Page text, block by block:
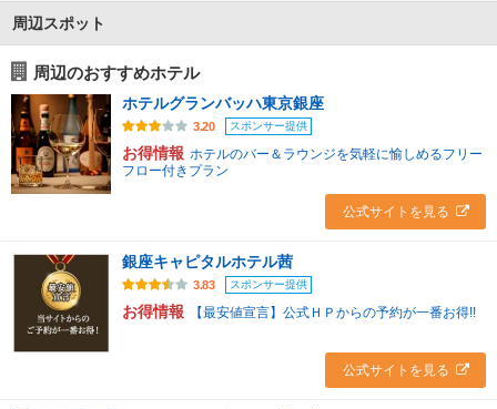
周辺スポット
周辺のおすすめホテル
ホテルグランバッハ東京銀座
3.20 スポンサー提供
お得情報 ホテルのバー＆ラウンジを気軽に愉しめるフリー
フロー付きプラン
公式サイトを見る
銀座キャピタルホテル茜
3.83 スポンサー提供
お得情報 【最安値宣言】公式ＨＰからの予約が一番お得!!
公式サイトを見る